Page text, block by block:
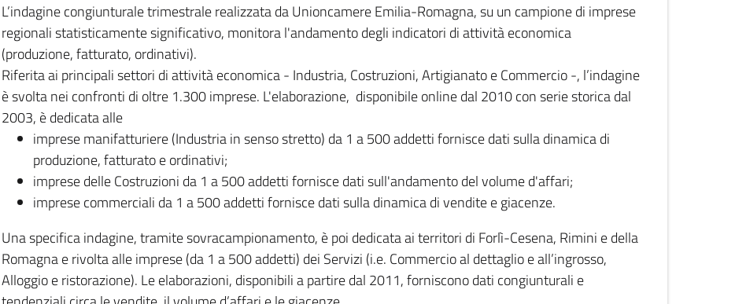
L’indagine congiunturale trimestrale realizzata da Unioncamere Emilia-Romagna, su un campione di imprese
regionali statisticamente significativo, monitora l'andamento degli indicatori di attività economica
(produzione, fatturato, ordinativi).
Riferita ai principali settori di attività economica - Industria, Costruzioni, Artigianato e Commercio -, l’indagine
è svolta nei confronti di oltre 1.300 imprese. L'elaborazione, disponibile online dal 2010 con serie storica dal
2003, è dedicata alle
imprese manifatturiere (Industria in senso stretto) da 1 a 500 addetti fornisce dati sulla dinamica di
produzione, fatturato e ordinativi;
imprese delle Costruzioni da 1 a 500 addetti fornisce dati sull'andamento del volume d'affari;
imprese commerciali da 1 a 500 addetti fornisce dati sulla dinamica di vendite e giacenze.
Una specifica indagine, tramite sovracampionamento, è poi dedicata ai territori di Forlì-Cesena, Rimini e della
Romagna e rivolta alle imprese (da 1 a 500 addetti) dei Servizi (i.e. Commercio al dettaglio e all’ingrosso,
Alloggio e ristorazione). Le elaborazioni, disponibili a partire dal 2011, forniscono dati congiunturali e